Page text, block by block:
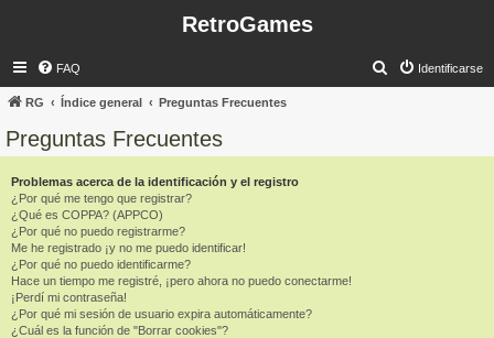
RetroGames
FAQ Identificarse
RG Índice general Preguntas Frecuentes
Preguntas Frecuentes
Problemas acerca de la identificación y el registro
¿Por qué me tengo que registrar?
¿Qué es COPPA? (APPCO)
¿Por qué no puedo registrarme?
Me he registrado ¡y no me puedo identificar!
¿Por qué no puedo identificarme?
Hace un tiempo me registré, ¡pero ahora no puedo conectarme!
¡Perdí mi contraseña!
¿Por qué mi sesión de usuario expira automáticamente?
¿Cuál es la función de "Borrar cookies"?